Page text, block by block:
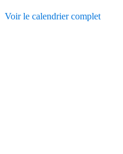
Voir le calendrier complet